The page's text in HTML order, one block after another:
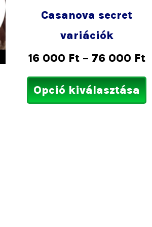
ki
Casanova secret
variációk
16 000 Ft – 76 000 Ft
Opció kiválasztása